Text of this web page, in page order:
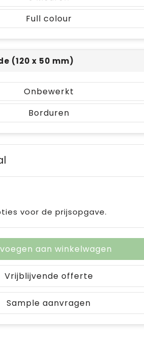
Full colour
(120 x 50 mm)
Onbewerkt
Borduren
voor de prijsopgave.
aan winkelwagen
Vrijblijvende offerte
Sample aanvragen